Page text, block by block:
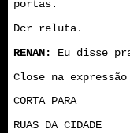
portas.
Dcr reluta.
RENAN:
Eu disse
Close na
CORTA PARA
RUAS DA CIDADE